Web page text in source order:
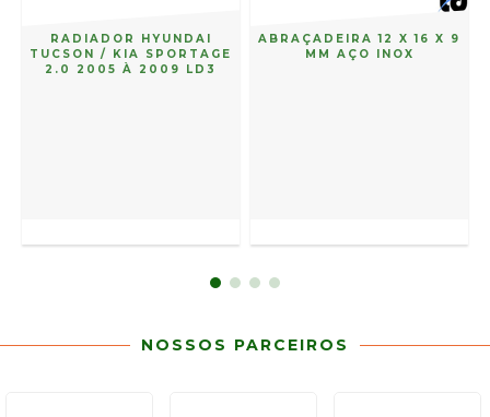
RADIADOR HYUNDAI
TUCSON / KIA SPORTAGE
2.0 2005 À 2009 LD3
ABRAÇADEIRA 12 X 16 X 9
MM AÇO INOX
NOSSOS PARCEIROS